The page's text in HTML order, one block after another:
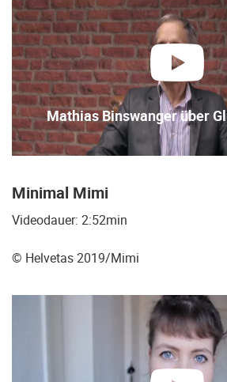
Mathias Binswanger über
Minimal Mimi
Videodauer: 2:52min
© Helvetas 2019/Mimi